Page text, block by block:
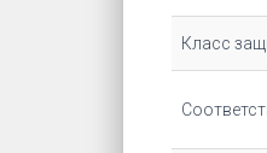
Класс